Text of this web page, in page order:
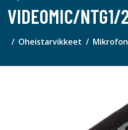
VIDEOMIC/NTG1/
Oheistarvikkeet